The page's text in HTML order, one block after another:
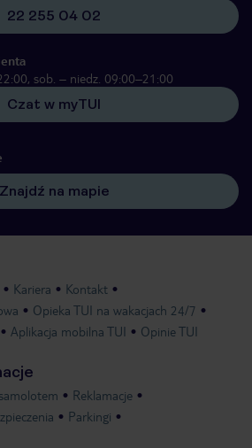
22 255 04 02
sob. – niedz. 09:00–21:00
Czat w myTUI
Znajdź na mapie
Kariera
Kontakt
Opieka TUI na wakacjach 24/7
Aplikacja mobilna TUI Opinie TUI
Reklamacje
Parkingi